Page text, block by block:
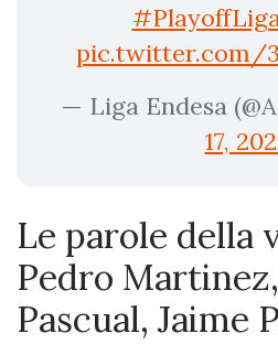
pic.twitter.com/
— Liga Endesa
17,
Le parole della
Pedro
Pascual, Jaime